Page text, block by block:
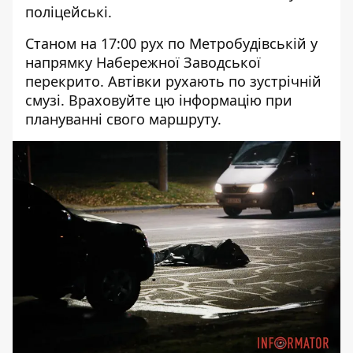
поліцейські.
Станом на 17:00 рух по Метробудівській у
напрямку Набережної Заводської
перекрито. Автівки рухають по зустрічній
смузі. Враховуйте цю інформацію при
плануванні свого маршруту.